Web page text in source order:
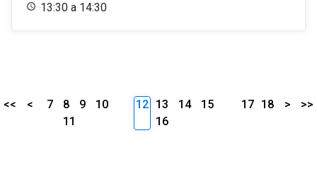
13:30 a 14:30
<< < 7 8 9
10
11
12 13 14
15
16
17 18 > >>